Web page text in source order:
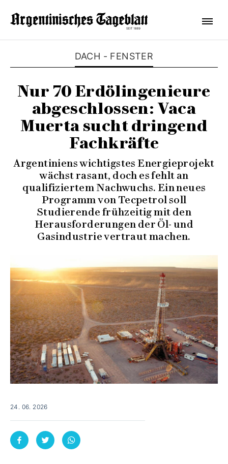
DACH - FENSTER
Nur 70 Erdölingenieure
abgeschlossen: Vaca
Muerta sucht dringend
Fachkräfte
Argentiniens wichtigstes Energieprojekt
wächst rasant, doch es fehlt an
qualifiziertem Nachwuchs. Ein neues
Programm von Tecpetrol soll
Studierende frühzeitig mit den
Herausforderungen der Öl- und
Gasindustrie vertraut machen.
24. 06. 2026